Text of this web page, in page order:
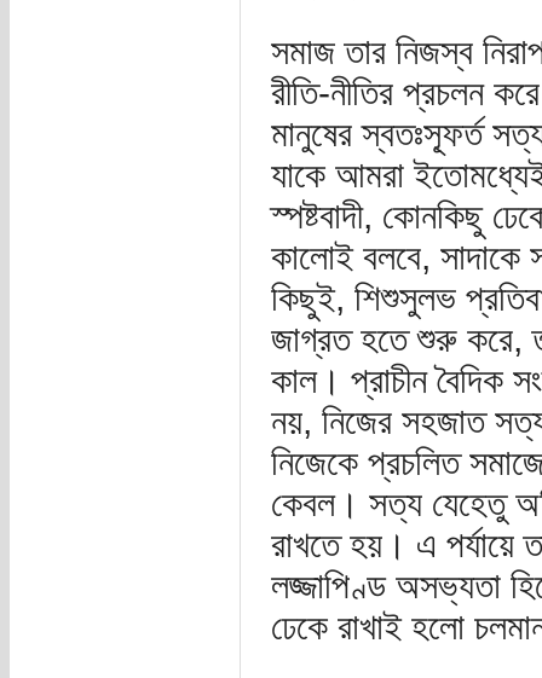
সমাজ তার নিজস্ব
রীতি-নীতির প্রচলন
মানুষের স্বতঃস্ফূর্ত
যাকে আমরা ইতোমধ্যেই
স্পষ্টবাদী, কোনকিছু
কালোই বলবে, সাদাকে
কিছুই, শিশুসুলভ
জাগ্রত হতে শুরু করে,
কাল। প্রাচীন বৈদিক
নয়, নিজের সহজাত
নিজেকে প্রচলিত
কেবল। সত্য যেহেতু
রাখতে হয়। এ পর্যায়ে
লজ্জাপিণ্ড অসভ্যতা
ঢেকে রাখাই হলো